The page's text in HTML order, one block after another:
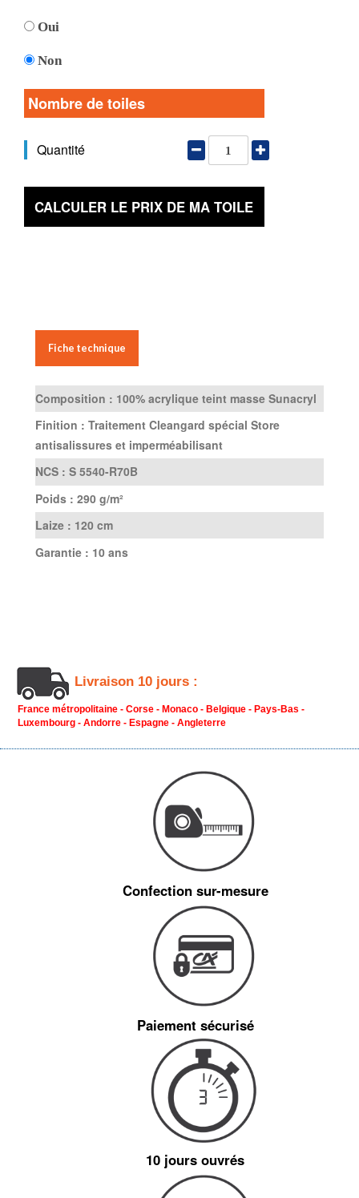
Oui
Non
Nombre de toiles
Quantité
CALCULER LE PRIX DE MA TOILE
Fiche technique
Composition : 100% acrylique teint masse Sunacryl
Finition : Traitement Cleangard spécial Store
antisalissures et imperméabilisant
NCS : S 5540-R70B
Poids : 290 g/m²
Laize : 120 cm
Garantie : 10 ans
Livraison 10 jours :
France métropolitaine - Corse - Monaco - Belgique - Pays-Bas -
Luxembourg - Andorre - Espagne - Angleterre
Confection sur-mesure
Paiement sécurisé
10 jours ouvrés